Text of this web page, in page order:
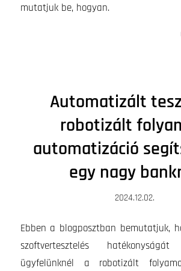
mutatjuk be, hogyan.
Automatizált
robotizált
automatizáció
egy nagy
2024.12.02.
Ebben a blogposztban bemutatjuk,
szoftvertesztelés
ügyfelünknél a robotizált